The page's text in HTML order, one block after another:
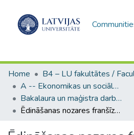
Home
A -- Ekonomikas un sociālo zinātņu fakultāte / Faculty of Economics and Social Sciences
Bakalaura un maģistra darbi (ESZF) / Bachelor's and Master's theses
Ēdināšanas nozares franšīzu attīstība un to ieviešanas potenciāls Latvijā